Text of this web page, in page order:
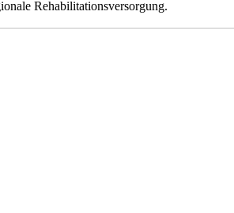
Rehabilitationsversorgung.